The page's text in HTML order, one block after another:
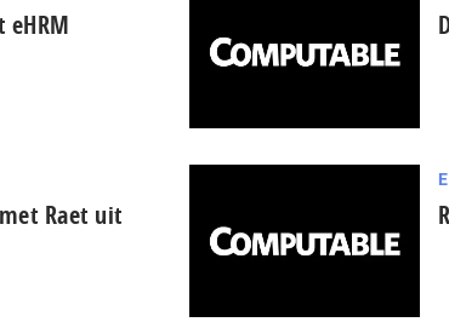
Raet uit